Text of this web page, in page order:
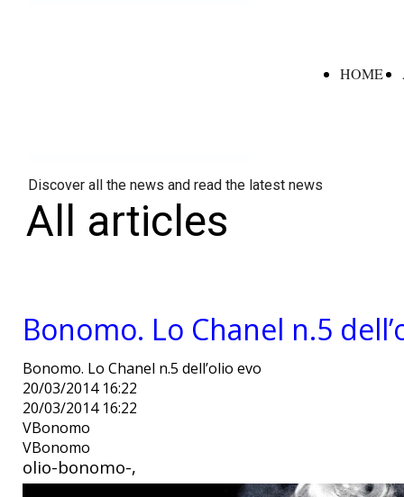
HOME
Discover all the news and read the latest news
All articles
Bonomo. Lo Chanel n.5
Bonomo. Lo Chanel n.5 dell’olio evo
20/03/2014 16:22
20/03/2014 16:22
VBonomo
VBonomo
olio-bonomo-,